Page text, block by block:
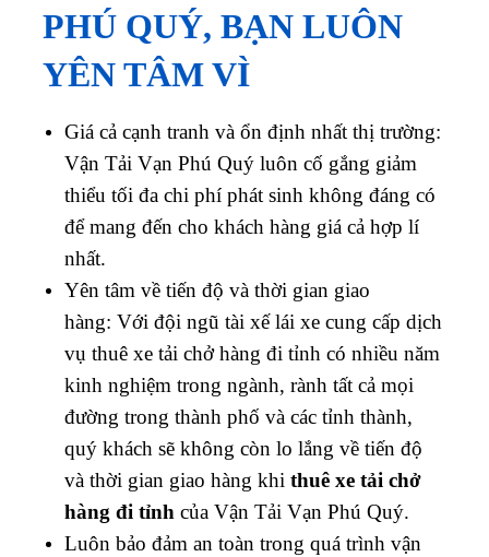
PHÚ QUÝ, BẠN LUÔN
YÊN TÂM VÌ
Giá cả cạnh tranh và ổn định nhất thị trường:
Vận Tải Vạn Phú Quý luôn cố gắng giảm
thiểu tối đa chi phí phát sinh không đáng có
để mang đến cho khách hàng giá cả hợp lí
nhất.
Yên tâm về tiến độ và thời gian giao
hàng: Với đội ngũ tài xế lái xe cung cấp dịch
vụ thuê xe tải chở hàng đi tỉnh có nhiều năm
kinh nghiệm trong ngành, rành tất cả mọi
đường trong thành phố và các tỉnh thành,
quý khách sẽ không còn lo lắng về tiến độ
và thời gian giao hàng khi thuê xe tải chở
hàng đi tỉnh của Vận Tải Vạn Phú Quý.
Luôn bảo đảm an toàn trong quá trình vận